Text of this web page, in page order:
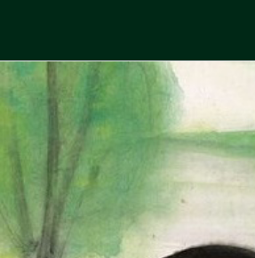
content
中國古典